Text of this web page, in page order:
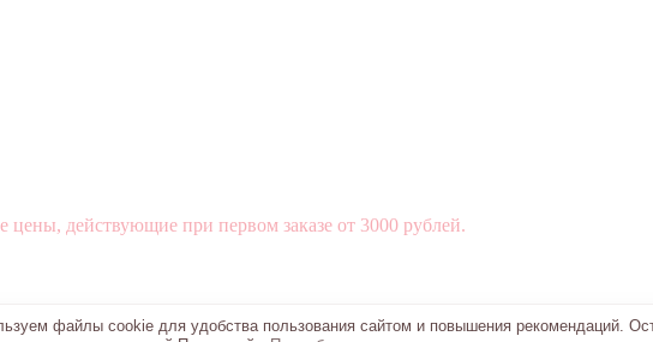
цены, действующие при первом заказе от 3000 рублей.
файлы cookie для удобства пользования сайтом и повышения рекомендаций.